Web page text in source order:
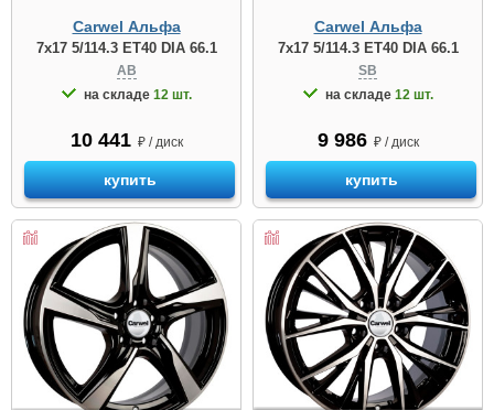
Carwel Альфа
7x17 5/114.3 ET40 DIA 66.1
AB
на складе 12 шт.
10 441 ₽ / диск
купить
Carwel Альфа
7x17 5/114.3 ET40 DIA 66.1
SB
на складе 12 шт.
9 986 ₽ / диск
купить